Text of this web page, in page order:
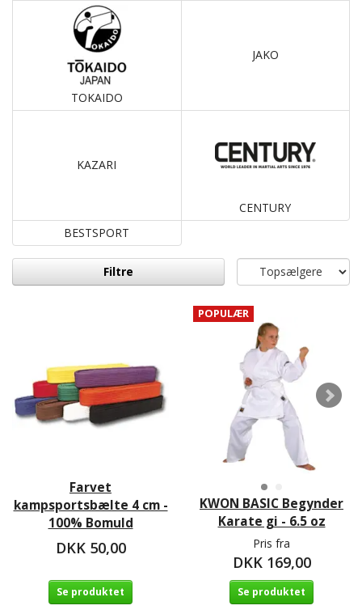
TOKAIDO
JAKO
KAZARI
CENTURY
BESTSPORT
Filtre
Farvet
kampsportsbælte 4 cm -
100% Bomuld
DKK 50,00
Se produktet
POPULÆR
KWON BASIC Begynder
Karate gi - 6.5 oz
Pris fra
DKK 169,00
Se produktet